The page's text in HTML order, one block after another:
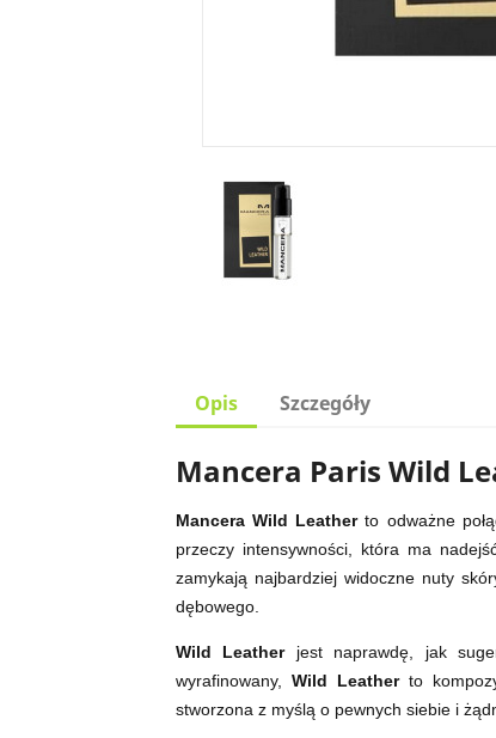
Opis Szczegóły
Mancera Paris Wild
Mancera Wild Leatherto odważne
przeczy intensywności, która ma
zamykają najbardziej widoczne nuty
dębowego.
Wild Leatherjest naprawdę, jak
wyrafinowany, Wild Leatherto
stworzona z myślą o pewnych siebie i